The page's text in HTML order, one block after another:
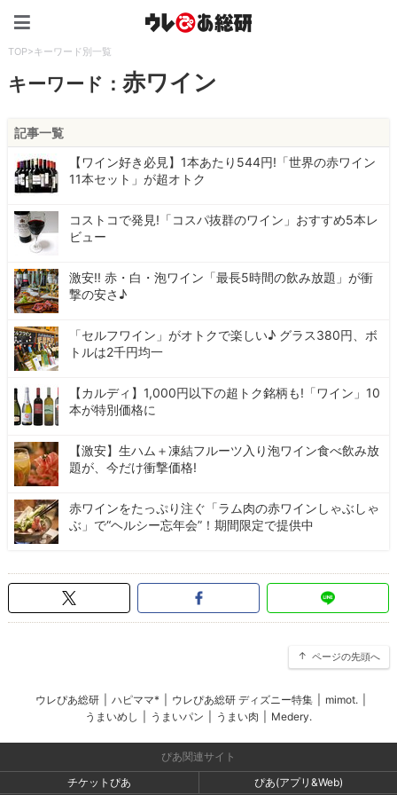
TOP>キーワード別一覧
キーワード：赤ワイン
記事一覧
【ワイン好き必見】1本あたり544円!「世界の赤ワイン
11本セット」が超オトク
コストコで発見!「コスパ抜群のワイン」おすすめ5本レ
ビュー
激安!! 赤・白・泡ワイン「最長5時間の飲み放題」が衝
撃の安さ♪
「セルフワイン」がオトクで楽しい♪ グラス380円、ボ
トルは2千円均一
【カルディ】1,000円以下の超トク銘柄も!「ワイン」10
本が特別価格に
【激安】生ハム＋凍結フルーツ入り泡ワイン食べ飲み放
題が、今だけ衝撃価格!
赤ワインをたっぷり注ぐ「ラム肉の赤ワインしゃぶしゃ
ぶ」で“ヘルシー忘年会”！期間限定で提供中
ページの先頭へ
ウレぴあ総研 ハピママ* ウレぴあ総研 ディズニー特集 mimot.
うまいめし
うまいパン うまい肉 Medery.
ぴあ関連サイト
チケットぴあ
ぴあ(アプリ&Web)